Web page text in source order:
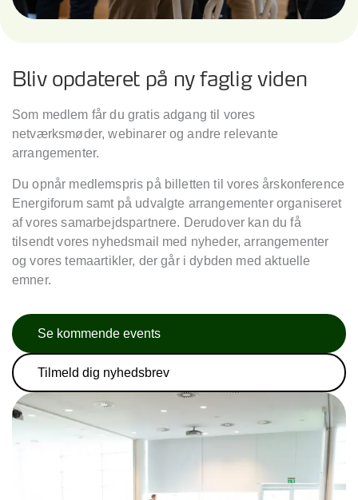
Bliv opdateret på ny faglig viden
Som medlem får du gratis adgang til vores
netværksmøder, webinarer og andre relevante
arrangementer.
Du opnår medlemspris på billetten til vores årskonference
Energiforum samt på udvalgte arrangementer organiseret
af vores samarbejdspartnere. Derudover kan du få
tilsendt vores nyhedsmail med nyheder, arrangementer
og vores temaartikler, der går i dybden med aktuelle
emner.
Se kommende events
Tilmeld dig nyhedsbrev